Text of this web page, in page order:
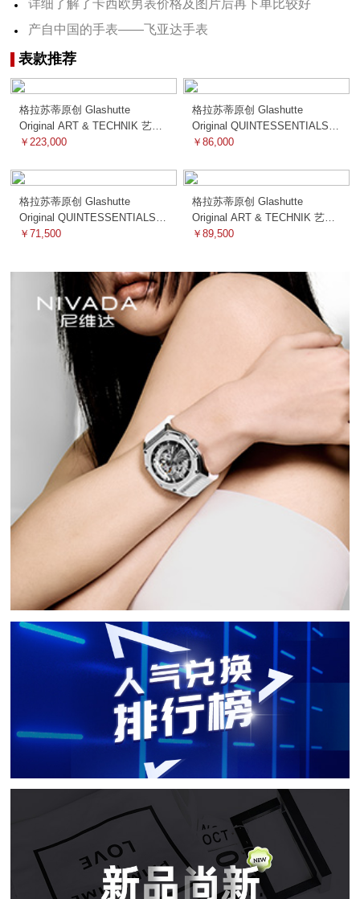
详细了解了卡西欧男表价格及图片后再下单比较好
产自中国的手表——飞亚达手表
表款推荐
格拉苏蒂原创 Glashutte
Original ART & TECHNIK 艺术
与工艺 1-91-02-01-05-30 机械
￥223,000
格拉苏蒂原创 Glashutte
Original QUINTESSENTIALS
精髓 100-14-05-02-05 机械
￥86,000
格拉苏蒂原创 Glashutte
Original QUINTESSENTIALS
精髓 1-36-01-01-02-01 机械
￥71,500
格拉苏蒂原创 Glashutte
Original ART & TECHNIK 艺术
与工艺 1-90-02-46-32-30 机械
￥89,500